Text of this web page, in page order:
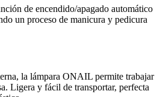
de encendido/apagado automático
un proceso de manicura y pedicura
la lámpara ONAIL permite trabajar
Ligera y fácil de transportar, perfecta